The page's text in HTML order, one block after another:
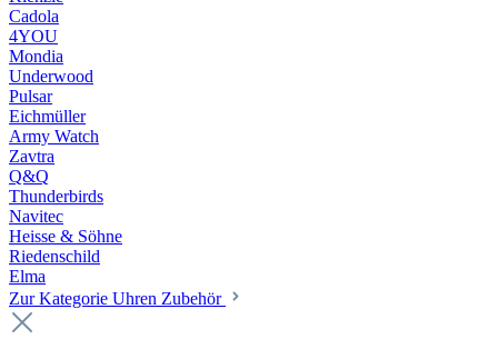
Cadola
4YOU
Mondia
Underwood
Pulsar
Eichmüller
Army Watch
Zavtra
Q&Q
Thunderbirds
Navitec
Heisse & Söhne
Riedenschild
Elma
Zur Kategorie Uhren Zubehör